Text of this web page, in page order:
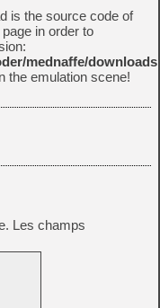
is the source code of
in order to
mednaffe/downloads
the emulation scene!
Les champs